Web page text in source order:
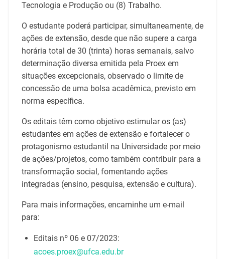
Tecnologia e Produção ou (8) Trabalho.
O estudante poderá participar, simultaneamente, de
ações de extensão, desde que não supere a carga
horária total de 30 (trinta) horas semanais, salvo
determinação diversa emitida pela Proex em
situações excepcionais, observado o limite de
concessão de uma bolsa acadêmica, previsto em
norma específica.
Os editais têm como objetivo estimular os (as)
estudantes em ações de extensão e fortalecer o
protagonismo estudantil na Universidade por meio
de ações/projetos, como também contribuir para a
transformação social, fomentando ações
integradas (ensino, pesquisa, extensão e cultura).
Para mais informações, encaminhe um e-mail
para:
Editais nº 06 e 07/2023:
acoes.proex@ufca.edu.br